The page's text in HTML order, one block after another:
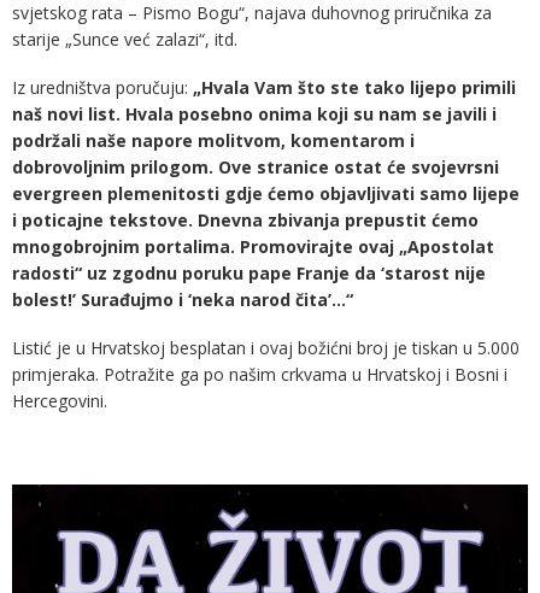
svjetskog rata – Pismo Bogu“, najava duhovnog priručnika za
starije „Sunce već zalazi“, itd.
Iz uredništva poručuju: „Hvala Vam što ste tako lijepo primili
naš novi list. Hvala posebno onima koji su nam se javili i
podržali naše napore molitvom, komentarom i
dobrovoljnim prilogom. Ove stranice ostat će svojevrsni
evergreen plemenitosti gdje ćemo objavljivati samo lijepe
i poticajne tekstove. Dnevna zbivanja prepustit ćemo
mnogobrojnim portalima. Promovirajte ovaj „Apostolat
radosti“ uz zgodnu poruku pape Franje da ‘starost nije
bolest!’ Surađujmo i ‘neka narod čita’…“
Listić je u Hrvatskoj besplatan i ovaj božićni broj je tiskan u 5.000
primjeraka. Potražite ga po našim crkvama u Hrvatskoj i Bosni i
Hercegovini.